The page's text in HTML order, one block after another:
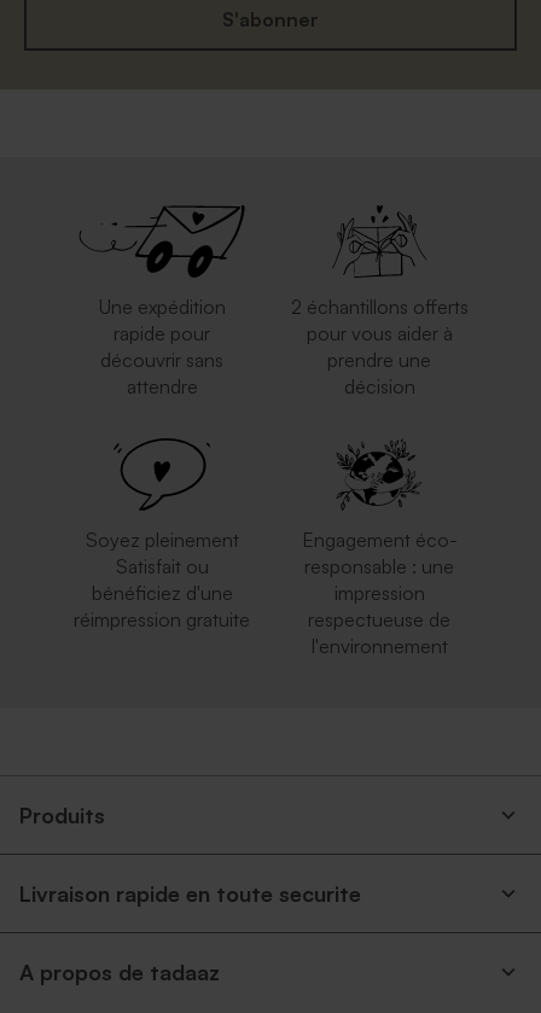
S'abonner
Une expédition
rapide pour
découvrir sans
attendre
2 échantillons offerts
pour vous aider à
prendre une
décision
Soyez pleinement
Satisfait ou
bénéficiez d'une
réimpression gratuite
Engagement éco-
responsable : une
impression
respectueuse de
l'environnement
Produits
Livraison rapide en toute securite
A propos de tadaaz